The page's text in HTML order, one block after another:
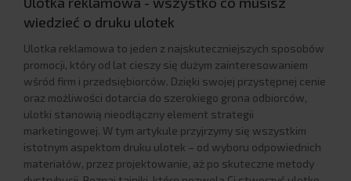
wiedzieć o druku ulotek
Ulotka reklamowa to jeden z najskuteczniejszych sposobów
promocji, który od lat cieszy się dużym zainteresowaniem
wśród firm i przedsiębiorców. Dzięki swojej przystępnej cenie
oraz możliwości dotarcia do szerokiego grona odbiorców,
ulotki stanowią nieodłączny element strategii
marketingowej. W tym artykule przyjrzymy się wszystkim
istotnym aspektom druku ulotek – od wyboru odpowiednich
materiałów, przez projektowanie, aż po skuteczne metody